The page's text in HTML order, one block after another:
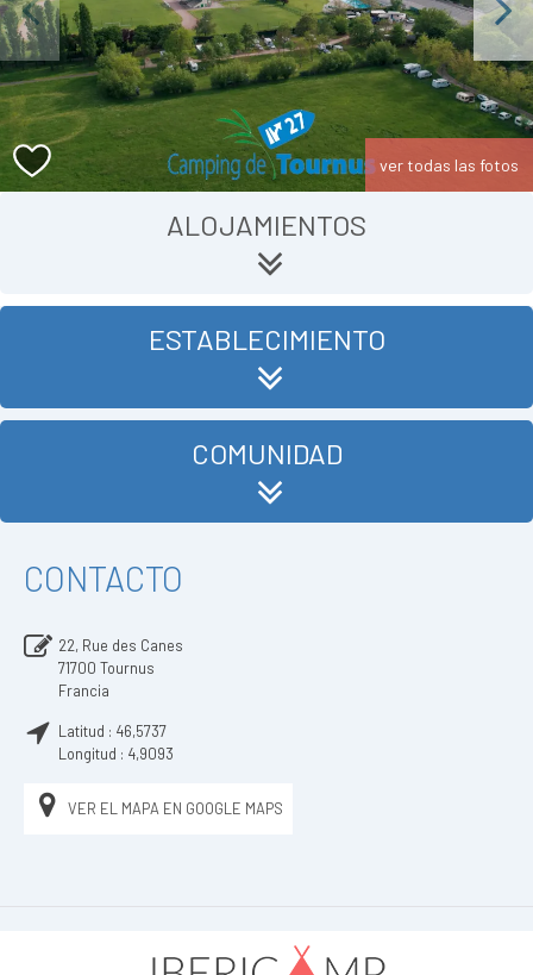
Next
ver todas las fotos
ALOJAMIENTOS
ESTABLECIMIENTO
COMUNIDAD
CONTACTO
22, Rue des Canes
71700 Tournus
Francia
Latitud : 46,5737
Longitud : 4,9093
VER EL MAPA EN GOOGLE MAPS